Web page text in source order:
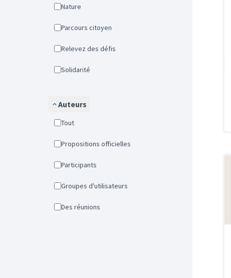
Nature
Parcours citoyen
Relevez des défis
Solidarité
Auteurs
Tout
Propositions officielles
Participants
Groupes d'utilisateurs
Des réunions